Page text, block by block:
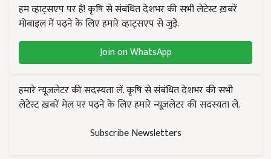
हम व्हाट्सएप पर हैं! कृषि से संबंधित देशभर की सभी लेटेस्ट ख़बरें
मोबाइल में पढ़ने के लिए हमारे व्हाट्सएप से जुड़ें.
Join on WhatsApp
हमारे न्यूज़लेटर की सदस्यता लें. कृषि से संबंधित देशभर की सभी
लेटेस्ट ख़बरें मेल पर पढ़ने के लिए हमारे न्यूज़लेटर की सदस्यता लें.
Subscribe Newsletters